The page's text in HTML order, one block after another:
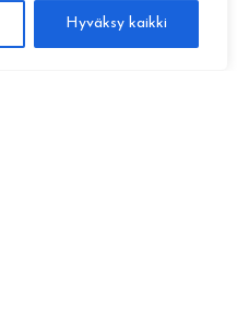
Hyväksy kaikki0